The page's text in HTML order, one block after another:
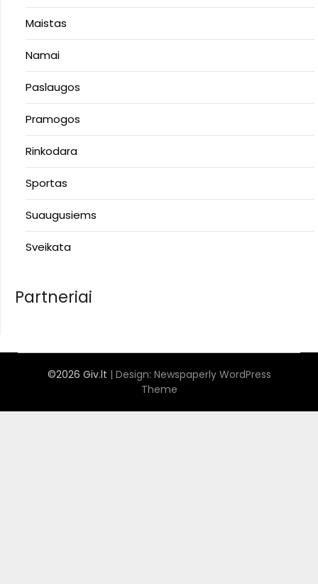
Maistas
Namai
Paslaugos
Pramogos
Rinkodara
Sportas
Suaugusiems
Sveikata
Partneriai
©2026 Giv.lt | Design: Newspaperly WordPress
Theme